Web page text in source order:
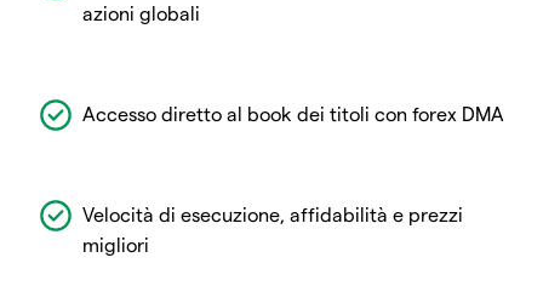
azioni globali
Accesso diretto al book dei titoli con forex DMA
Velocità di esecuzione, affidabilità e prezzi
migliori